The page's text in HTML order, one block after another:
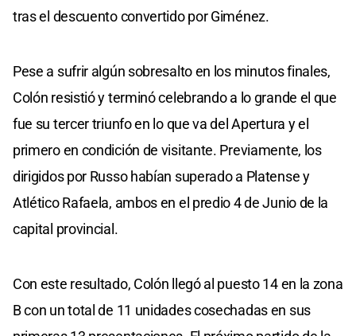
tras el descuento convertido por Giménez.
Pese a sufrir algún sobresalto en los minutos finales,
Colón resistió y terminó celebrando a lo grande el que
fue su tercer triunfo en lo que va del Apertura y el
primero en condición de visitante. Previamente, los
dirigidos por Russo habían superado a Platense y
Atlético Rafaela, ambos en el predio 4 de Junio de la
capital provincial.
Con este resultado, Colón llegó al puesto 14 en la zona
B con un total de 11 unidades cosechadas en sus